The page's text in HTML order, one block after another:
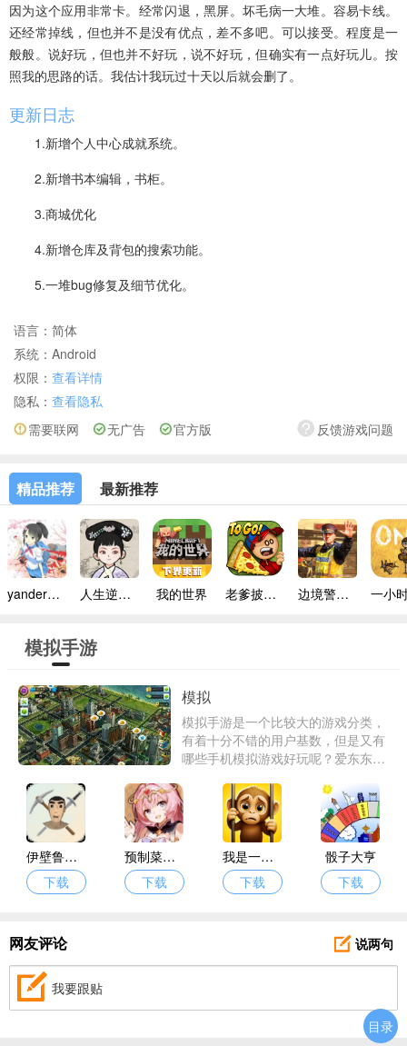
因为这个应用非常卡。经常闪退，黑屏。坏毛病一大堆。容易卡线。
还经常掉线，但也并不是没有优点，差不多吧。可以接受。程度是一
般般。说好玩，但也并不好玩，说不好玩，但确实有一点好玩儿。按
照我的思路的话。我估计我玩过十天以后就会删了。
更新日志
1.新增个人中心成就系统。
2.新增书本编辑，书柜。
3.商城优化
4.新增仓库及背包的搜索功能。
5.一堆bug修复及细节优化。
语言： 简体
系统： Android
权限： 查看详情
隐私： 查看隐私
反馈游戏问题
需要联网 无广告 官方版
精品推荐 最新推荐
yandere simulator手机版 人生逆袭路免广告 我的世界 老爹披萨店手机版 边境警察官中文版
模拟手游
模拟
模拟手游是一个比较大的游戏分类，
有着十分不错的用户基数，但是又有
哪些手机模拟游戏好玩呢？爱东东手
戏大全供你体验。
伊壁鲁世界
下载
预制菜梦工坊
下载
我是一只猴
下载
骰子大亨
下载
网友评论 说两句
我要跟贴
目录